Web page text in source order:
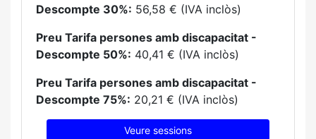
Descompte 30%: 56,58 € (IVA inclòs)
Preu Tarifa persones amb discapacitat -
Descompte 50%: 40,41 € (IVA inclòs)
Preu Tarifa persones amb discapacitat -
Descompte 75%: 20,21 € (IVA inclòs)
Veure sessions